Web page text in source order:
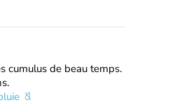
cumulus de beau temps.